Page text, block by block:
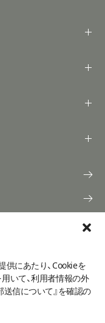
供にあたり、Cookieを
いて、利用者情報の外
信について』を確認の
プライバシーポリシー